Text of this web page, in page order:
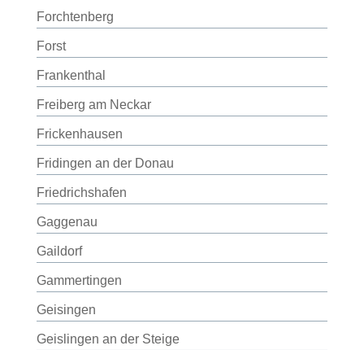
Forchtenberg
Forst
Frankenthal
Freiberg am Neckar
Frickenhausen
Fridingen an der Donau
Friedrichshafen
Gaggenau
Gaildorf
Gammertingen
Geisingen
Geislingen an der Steige